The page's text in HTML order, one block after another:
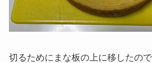
切るためにまな板の上に移したので